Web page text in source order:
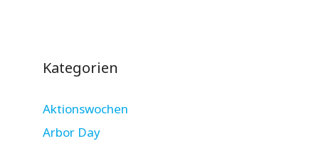
Kategorien
Aktionswochen
Arbor Day